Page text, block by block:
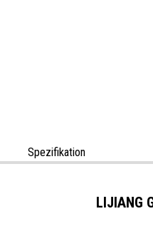
Spezifikation
LIJIANG